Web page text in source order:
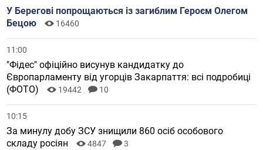
У Берегові попрощаються із загиблим Героєм Олегом
Бецою
16460
11:00
"Фідес" офіційно висунув кандидатку до
Європарламенту від угорців Закарпаття: всі подробиці
(ФОТО)
19442 10
10:15
За минулу добу ЗСУ знищили 860 осіб особового
складу росіян
4847 3